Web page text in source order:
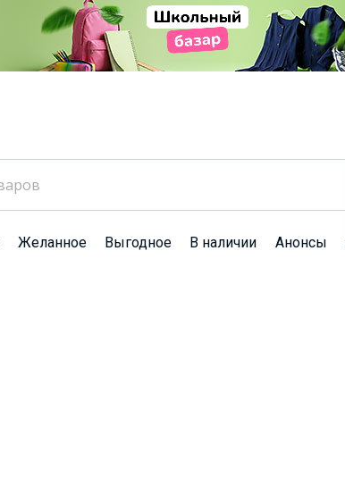
Желанное Выгодное В наличии Анонсы